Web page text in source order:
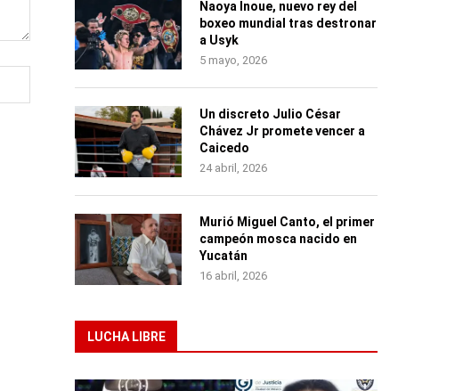
Naoya Inoue, nuevo rey del
boxeo mundial tras destronar
a Usyk
5 mayo, 2026
Un discreto Julio César
Chávez Jr promete vencer a
Caicedo
24 abril, 2026
Murió Miguel Canto, el primer
campeón mosca nacido en
Yucatán
16 abril, 2026
LUCHA LIBRE